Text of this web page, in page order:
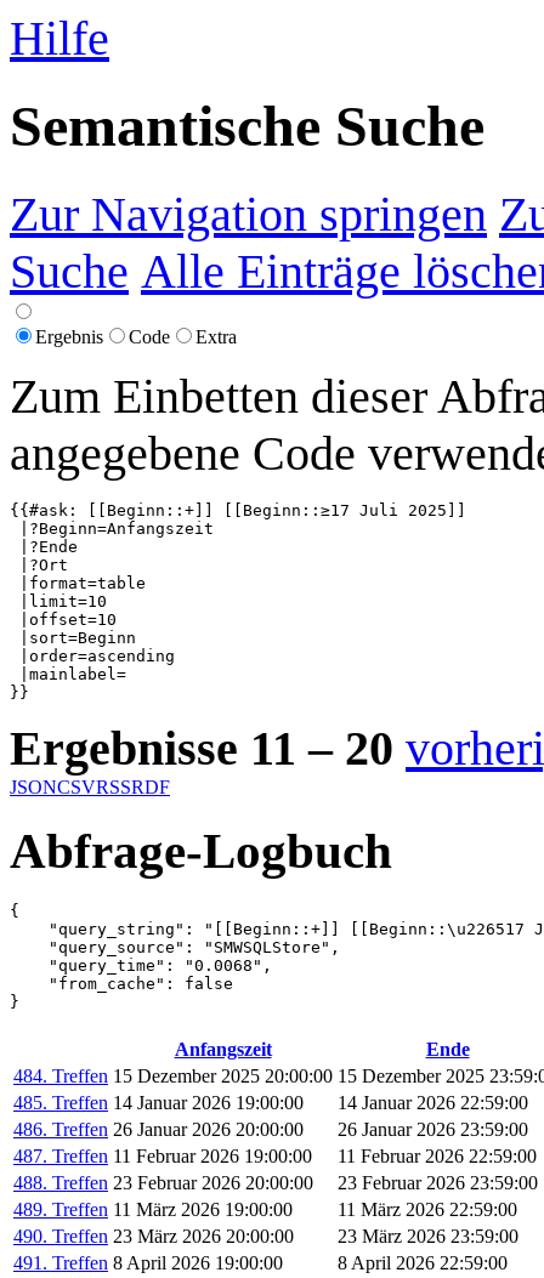
Hilfe
Semantische Suche
Zur Navigation springen
Suche Alle Einträge
Ergebnis Code Extra
Zum Einbetten dieser
angegebene Code
{{#ask: [[Beginn::+]] [[Beginn::≥17 Juli 2025]]
|?Beginn=Anfangszeit
|?Ende
|?Ort
|format=table
|limit=10
|offset=10
|sort=Beginn
|order=ascending
|mainlabel=
}}
Ergebnisse 11 – 20
JSONCSVRSSRDF
Abfrage-Logbuch
{
"query_string": "[[Beginn::+]] [[Beginn::\u226517
    "query_source": "SMWSQLStore",
    "query_time": "0.0068",
    "from_cache": false
}
Anfangszeit
Ende
484. Treffen 15 Dezember 2025 20:00:00 15 Dezember 2025
485. Treffen 14 Januar 2026 19:00:00
14 Januar 2026 22:59:00
486. Treffen 26 Januar 2026 20:00:00
26 Januar 2026 23:59:00
487. Treffen 11 Februar 2026 19:00:00
11 Februar 2026 22:59:00
488. Treffen 23 Februar 2026 20:00:00
23 Februar 2026 23:59:00
489. Treffen 11 März 2026 19:00:00
11 März 2026 22:59:00
490. Treffen 23 März 2026 20:00:00
23 März 2026 23:59:00
491. Treffen 8 April 2026 19:00:00
8 April 2026 22:59:00